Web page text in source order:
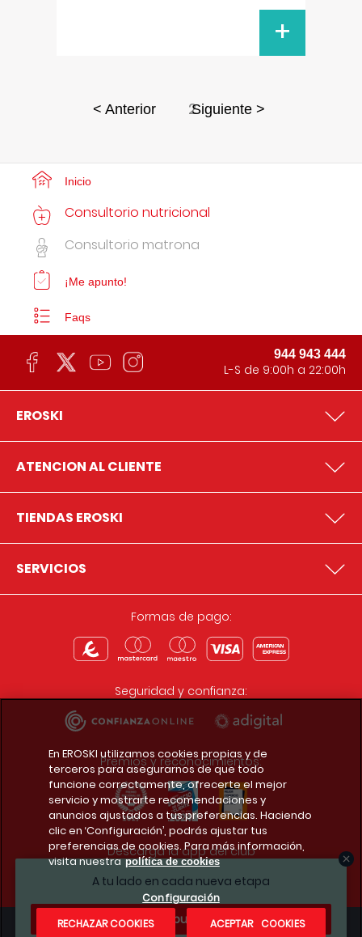
+
< Anterior 2Siguiente >
A tu lado en cada nueva etapa
¿Te apuntas?
Inicio
Consultorio nutricional
Consultorio matrona
¡Me apunto!
Faqs
944 943 444
L-S de 9:00h a 22:00h
EROSKI
ATENCION AL CLIENTE
TIENDAS EROSKI
SERVICIOS
Formas de pago:
Seguridad y confianza:
Premios y reconocimientos:
Descarga la app del club
En EROSKI utilizamos cookies propias y de
terceros para asegurarnos de que todo
funcione correctamente, ofrecerte el mejor
servicio y mostrarte recomendaciones y
anuncios ajustados a tus preferencias. Haciendo
clic en ‘Configuración’, podrás ajustar tus
preferencias de cookies. Para más información,
visita nuestra política de cookies
Configuración
RECHAZAR COOKIES
ACEPTAR COOKIES